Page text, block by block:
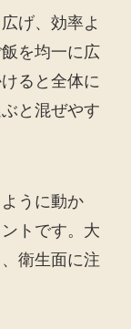
げ、効率よ
を均一に広
ると全体に
と混ぜやす
うに動か
トです。大
衛生面に注